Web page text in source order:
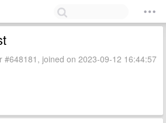
#648181, joined on 2023-09-12 16:44:57